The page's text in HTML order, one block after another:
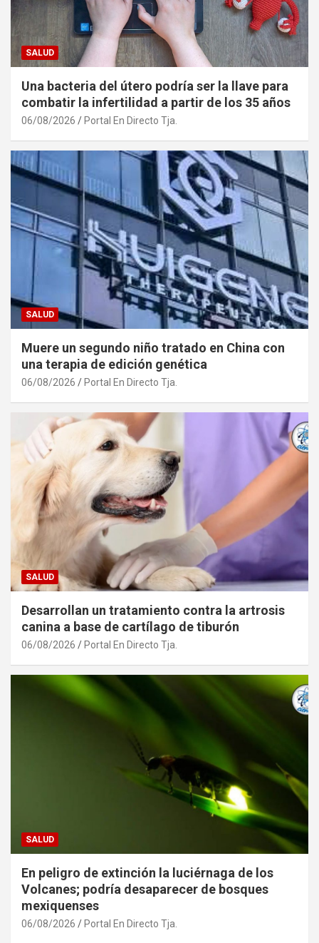
SALUD
Una bacteria del útero podría ser la llave para
combatir la infertilidad a partir de los 35 años
06/08/2026 Portal En Directo Tja.
SALUD
Muere un segundo niño tratado en China con
una terapia de edición genética
06/08/2026 Portal En Directo Tja.
SALUD
Desarrollan un tratamiento contra la artrosis
canina a base de cartílago de tiburón
06/08/2026 Portal En Directo Tja.
SALUD
En peligro de extinción la luciérnaga de los
Volcanes; podría desaparecer de bosques
mexiquenses
06/08/2026 Portal En Directo Tja.